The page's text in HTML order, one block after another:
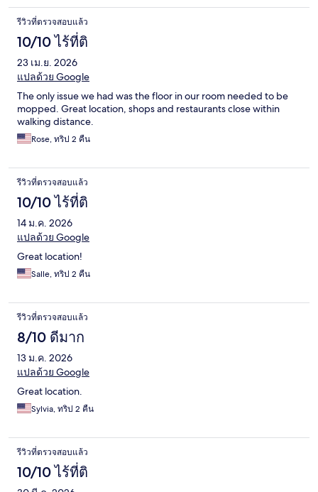
รีวิวที่ตรวจสอบแล้ว
10/10 ไร้ที่ติ
23 เม.ย. 2026
แปลด้วย Google
The only issue we had was the floor in our room needed to be
mopped. Great location, shops and restaurants close within
walking distance.
Rose, ทริป 2 คืน
รีวิวที่ตรวจสอบแล้ว
10/10 ไร้ที่ติ
14 ม.ค. 2026
แปลด้วย Google
Great location!
Salle, ทริป 2 คืน
รีวิวที่ตรวจสอบแล้ว
8/10 ดีมาก
13 ม.ค. 2026
แปลด้วย Google
Great location.
Sylvia, ทริป 2 คืน
รีวิวที่ตรวจสอบแล้ว
10/10 ไร้ที่ติ